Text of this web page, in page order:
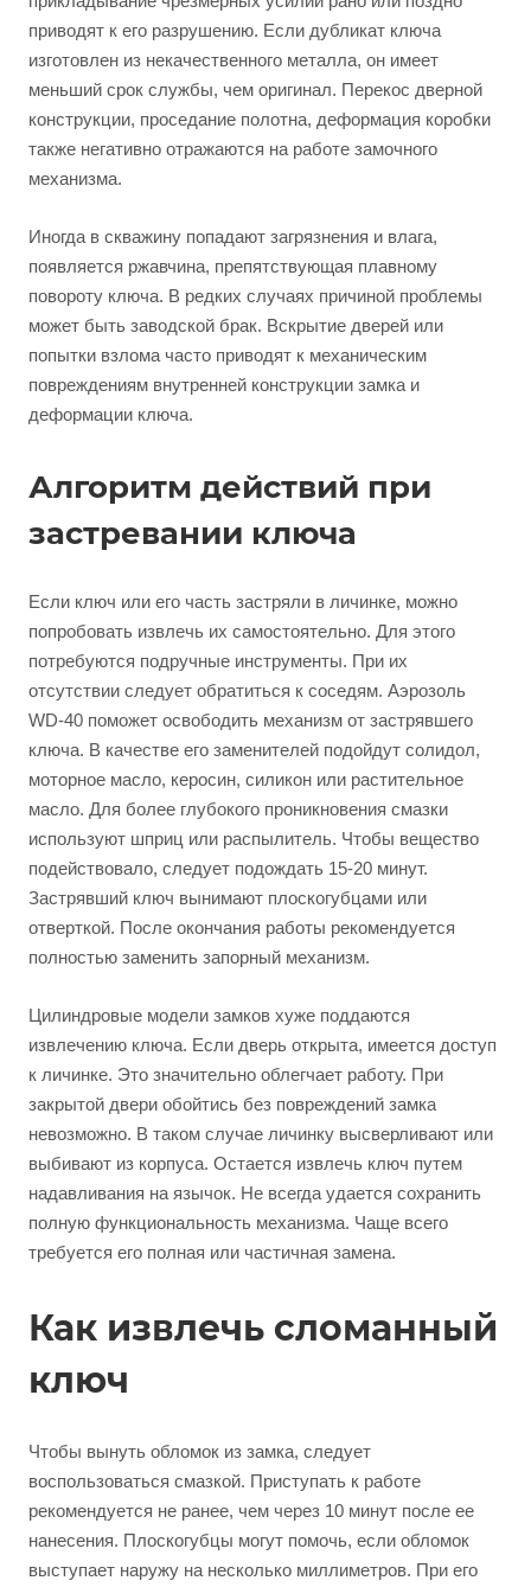
приводят к его разрушению. Если дубликат ключа
изготовлен из некачественного металла, он имеет
меньший срок службы, чем оригинал. Перекос дверной
конструкции, проседание полотна, деформация коробки
также негативно отражаются на работе замочного
механизма.
Иногда в скважину попадают загрязнения и влага,
появляется ржавчина, препятствующая плавному
повороту ключа. В редких случаях причиной проблемы
может быть заводской брак. Вскрытие дверей или
попытки взлома часто приводят к механическим
повреждениям внутренней конструкции замка и
деформации ключа.
Алгоритм действий при
застревании ключа
Если ключ или его часть застряли в личинке, можно
попробовать извлечь их самостоятельно. Для этого
потребуются подручные инструменты. При их
отсутствии следует обратиться к соседям. Аэрозоль
WD-40 поможет освободить механизм от застрявшего
ключа. В качестве его заменителей подойдут солидол,
моторное масло, керосин, силикон или растительное
масло. Для более глубокого проникновения смазки
используют шприц или распылитель. Чтобы вещество
подействовало, следует подождать 15-20 минут.
Застрявший ключ вынимают плоскогубцами или
отверткой. После окончания работы рекомендуется
полностью заменить запорный механизм.
Цилиндровые модели замков хуже поддаются
извлечению ключа. Если дверь открыта, имеется доступ
к личинке. Это значительно облегчает работу. При
закрытой двери обойтись без повреждений замка
невозможно. В таком случае личинку высверливают или
выбивают из корпуса. Остается извлечь ключ путем
надавливания на язычок. Не всегда удается сохранить
полную функциональность механизма. Чаще всего
требуется его полная или частичная замена.
Как извлечь сломанный
ключ
Чтобы вынуть обломок из замка, следует
воспользоваться смазкой. Приступать к работе
рекомендуется не ранее, чем через 10 минут после ее
нанесения. Плоскогубцы могут помочь, если обломок
выступает наружу на несколько миллиметров. При его